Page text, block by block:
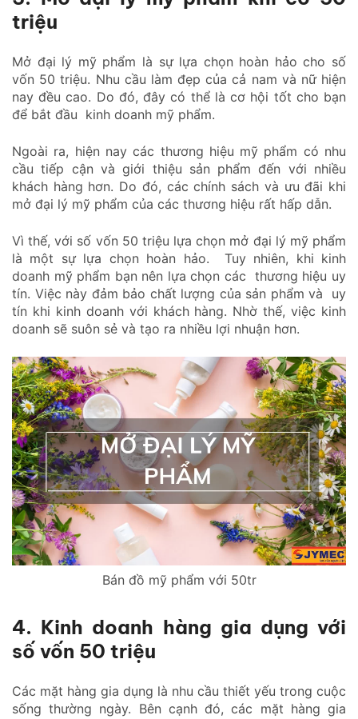
triệu
Mở đại lý mỹ phẩm là sự lựa chọn hoàn hảo cho số
vốn 50 triệu. Nhu cầu làm đẹp của cả nam và nữ hiện
nay đều cao. Do đó, đây có thể là cơ hội tốt cho bạn
để bắt đầu kinh doanh mỹ phẩm.
Ngoài ra, hiện nay các thương hiệu mỹ phẩm có nhu
cầu tiếp cận và giới thiệu sản phẩm đến với nhiều
khách hàng hơn. Do đó, các chính sách và ưu đãi khi
mở đại lý mỹ phẩm của các thương hiệu rất hấp dẫn.
Vì thế, với số vốn 50 triệu lựa chọn mở đại lý mỹ phẩm
là một sự lựa chọn hoàn hảo. Tuy nhiên, khi kinh
doanh mỹ phẩm bạn nên lựa chọn các thương hiệu uy
tín. Việc này đảm bảo chất lượng của sản phẩm và uy
tín khi kinh doanh với khách hàng. Nhờ thế, việc kinh
doanh sẽ suôn sẻ và tạo ra nhiều lợi nhuận hơn.
Bán đồ mỹ phẩm với 50tr
4. Kinh doanh hàng gia dụng với
số vốn 50 triệu
Các mặt hàng gia dụng là nhu cầu thiết yếu trong cuộc
sống thường ngày. Bên cạnh đó, các mặt hàng gia